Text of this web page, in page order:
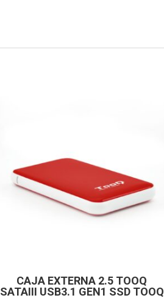
CAJA EXTERNA 2.5 TOOQ
SATAIII USB3.1 GEN1 SSD TOOQ